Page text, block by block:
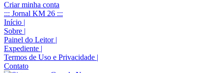
Criar minha conta
::: Jornal KM 26 :::
Início
Sobre
Painel do Leitor
Expediente
Termos de Uso e Privacidade
Contato